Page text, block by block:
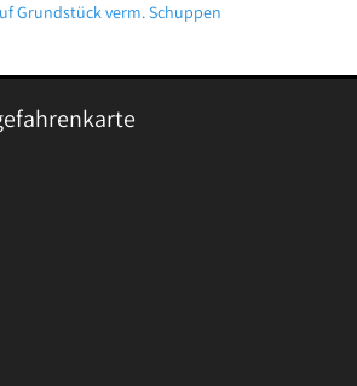
Grundstück verm. Schuppen